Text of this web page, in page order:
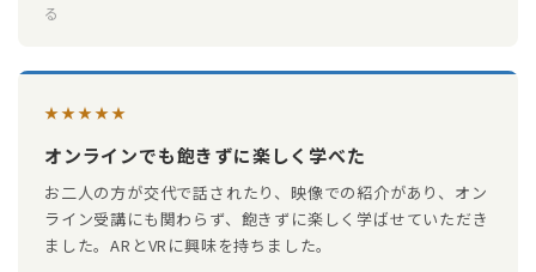
る
★★★★★
オンラインでも飽きずに楽しく学べた
お二人の方が交代で話されたり、映像での紹介があり、オン
ライン受講にも関わらず、飽きずに楽しく学ばせていただき
ました。ARとVRに興味を持ちました。